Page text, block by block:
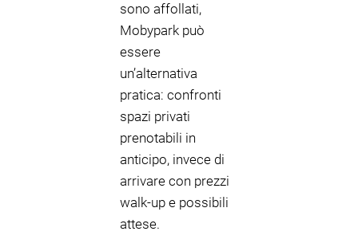
sono affollati,
Mobypark può
essere
un’alternativa
pratica: confronti
spazi privati
prenotabili in
anticipo, invece di
arrivare con prezzi
walk-up e possibili
attese.